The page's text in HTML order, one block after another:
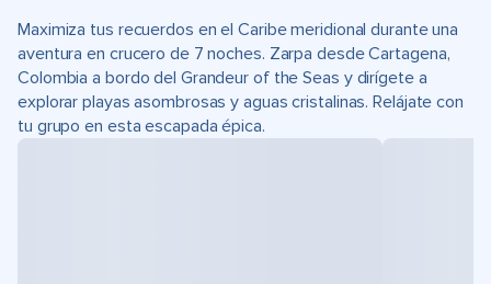
Maximiza tus recuerdos en el Caribe meridional durante una
aventura en crucero de 7 noches. Zarpa desde Cartagena,
Colombia a bordo del Grandeur of the Seas y dirígete a
explorar playas asombrosas y aguas cristalinas. Relájate con
tu grupo en esta escapada épica.